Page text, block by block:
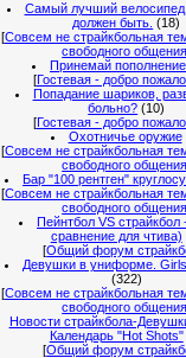
Самый лучший
должен быть. (18)
[Совсем не страйкбольная
свободного
Принемай
[Гостевая - добро
Попадание шариков,
больно? (10)
[Гостевая - добро
Охотничье оружие
[Совсем не страйкбольная
свободного
Бар "100 рентген"
[Совсем не страйкбольная
свободного
Пейнтбол VS страйкбол
сравнение для чтива)
[Общий форум
Девушки в униформе.
(322)
[Совсем не страйкбольная
свободного
Новости страйкбола-
Календарь "Hot Shots"
[Общий форум